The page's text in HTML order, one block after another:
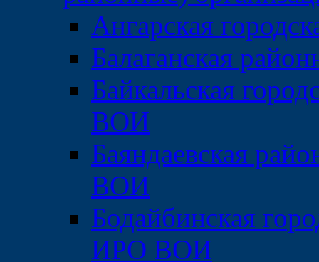
Ангарская
Балаганская
Байкальская
ВОИ
Баяндаевская
ВОИ
Бодайбинская
ИРО ВОИ